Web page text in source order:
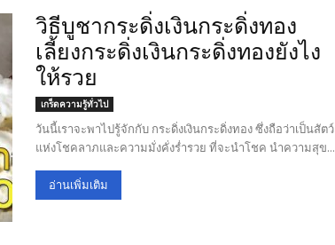
วิธีบูชากระดิ่งเงินกระดิ่งทอง
เลี้ยงกระดิ่งเงินกระดิ่งทองยังไง
ให้รวย
เกร็ดความรู้ทั่วไป
วันนี้เราจะพาไปรู้จักกับ กระดิ่งเงินกระดิ่งทอง ซึ่งถือว่าเป็นสัตว์
แห่งโชคลาภและความมั่งคั่งร่ำรวย ที่จะนำโชค นำความสุข...
อ่านเพิ่มเติม